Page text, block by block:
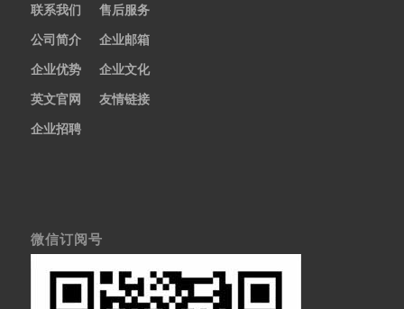
联系我们
售后服务
公司简介
企业邮箱
企业优势
企业文化
英文官网
友情链接
企业招聘
微信订阅号